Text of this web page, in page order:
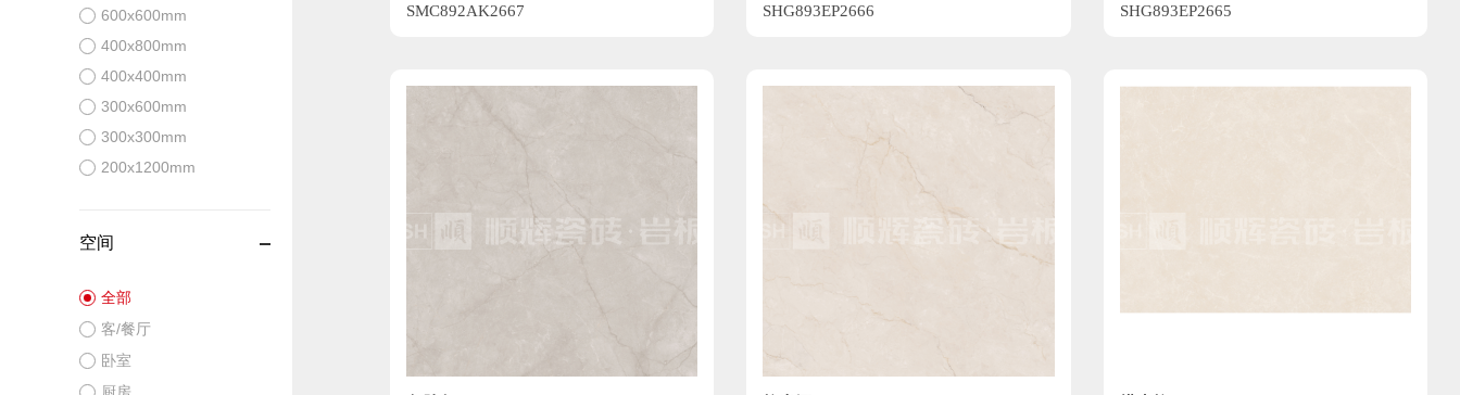
SMC892AK2667 SHG893EP2666 SHG893EP2665
600x600mm
400x800mm
400x400mm
300x600mm
300x300mm
200x1200mm
空间
全部
客/餐厅
卧室